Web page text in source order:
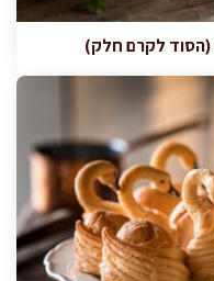
(הסוד לקרם חלק)